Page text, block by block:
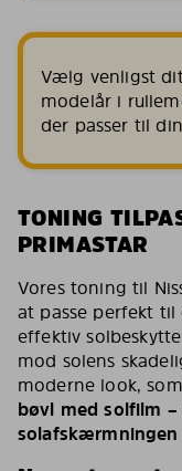
Vælg venligst
modelår i
der passer til
TONING
PRIMASTAR
Vores toning til
at passe perfekt
effektiv
mod solens
moderne look,
bøvl med solfilm